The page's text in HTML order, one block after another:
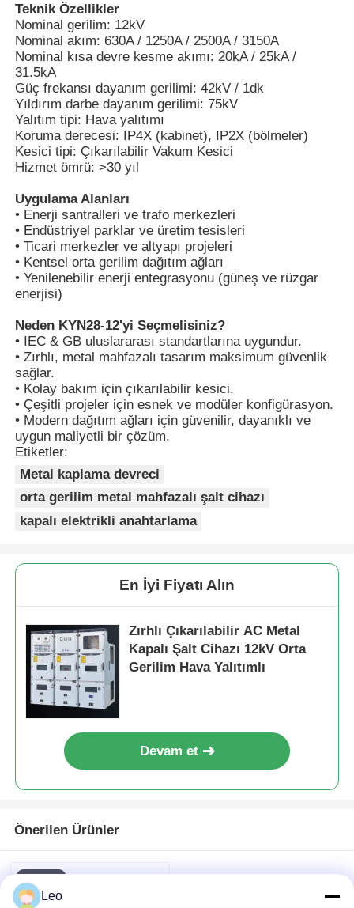
Ana sayfa
Ürünler
VİDEOLAR
VR Gösterisi
Hakkımızda
Fabrika turu
Kalite kontrol
Bize ulaşın
Haberler
Orta Voltajlı Değiştirici
alçak gerilim şalt
AIS Hava Yalıtımlı Şalt Cihazı
Halka Şebeke Kesici
Teknik Özellikler
Nominal gerilim: 12kV
Nominal akım: 630A / 1250A / 2500A / 3150A
Nominal kısa devre kesme akımı: 20kA / 25kA /
31.5kA
Güç frekansı dayanım gerilimi: 42kV / 1dk
Yıldırım darbe dayanım gerilimi: 75kV
Yalıtım tipi: Hava yalıtımı
Koruma derecesi: IP4X (kabinet), IP2X (bölmeler)
Kesici tipi: Çıkarılabilir Vakum Kesici
Hizmet ömrü: >30 yıl
Uygulama Alanları
• Enerji santralleri ve trafo merkezleri
• Endüstriyel parklar ve üretim tesisleri
• Ticari merkezler ve altyapı projeleri
• Kentsel orta gerilim dağıtım ağları
• Yenilenebilir enerji entegrasyonu (güneş ve rüzgar
enerjisi)
Neden KYN28-12'yi Seçmelisiniz?
• IEC & GB uluslararası standartlarına uygundur.
• Zırhlı, metal mahfazalı tasarım maksimum güvenlik
sağlar.
• Kolay bakım için çıkarılabilir kesici.
• Çeşitli projeler için esnek ve modüler konfigürasyon.
• Modern dağıtım ağları için güvenilir, dayanıklı ve
uygun maliyetli bir çözüm.
Etiketler:
Metal kaplama devreci
orta gerilim metal mahfazalı şalt cihazı
kapalı elektrikli anahtarlama
En İyi Fiyatı Alın
Zırhlı Çıkarılabilir AC Metal
Kapalı Şalt Cihazı 12kV Orta
Gerilim Hava Yalıtımlı
Devam et
Önerilen Ürünler
Leo